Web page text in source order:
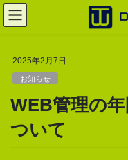
コ
ン
ナ
ビ
2025年2月7日
お知らせ
WEB管理の
ついて